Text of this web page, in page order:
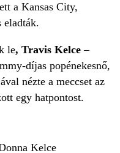
a Kansas City,
eladták.
le, Travis Kelce–
díjas popénekesnő,
nézte a meccset az
egy hatpontost.
Kelce